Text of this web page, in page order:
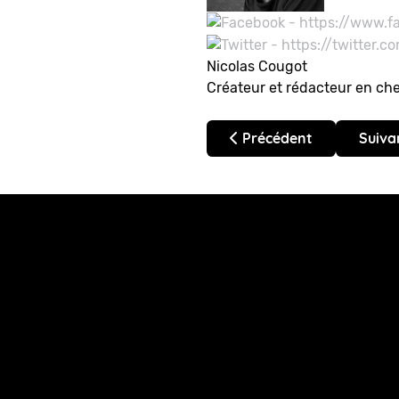
Nicolas Cougot
Créateur et rédacteur en
Article précédent :
Précédent